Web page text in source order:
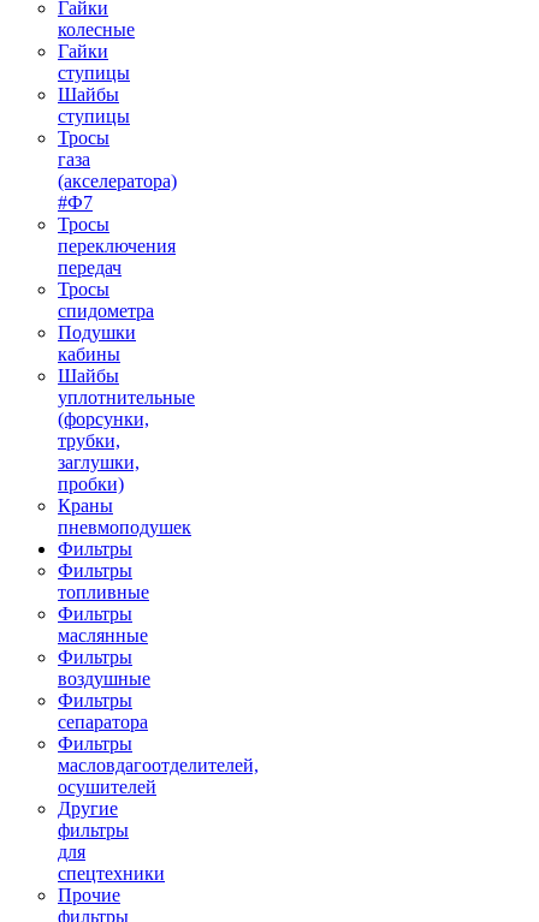
Гайки
колесные
Гайки
ступицы
Шайбы
ступицы
Тросы
газа
(акселератора)
#Ф7
Тросы
переключения
передач
Тросы
спидометра
Подушки
кабины
Шайбы
уплотнительные
(форсунки,
трубки,
заглушки,
пробки)
Краны
пневмоподушек
Фильтры
Фильтры
топливные
Фильтры
маслянные
Фильтры
воздушные
Фильтры
сепаратора
Фильтры
масловдагоотделителей,
осушителей
Другие
фильтры
для
спецтехники
Прочие
фильтры